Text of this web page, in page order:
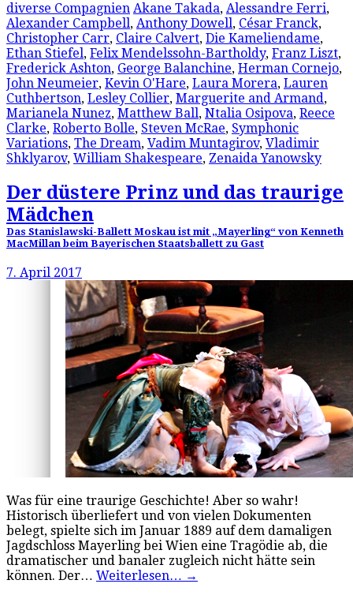
diverse Compagnien Akane Takada, Alessandre Ferri,
Alexander Campbell, Anthony Dowell, César Franck,
Christopher Carr, Claire Calvert, Die Kameliendame,
Ethan Stiefel, Felix Mendelssohn-Bartholdy, Franz Liszt,
Frederick Ashton, George Balanchine, Herman Cornejo,
John Neumeier, Kevin O'Hare, Laura Morera, Lauren
Cuthbertson, Lesley Collier, Marguerite and Armand,
Marianela Nunez, Matthew Ball, Ntalia Osipova, Reece
Clarke, Roberto Bolle, Steven McRae, Symphonic
Variations, The Dream, Vadim Muntagirov, Vladimir
Shklyarov, William Shakespeare, Zenaida Yanowsky
Der düstere Prinz und das traurige
Mädchen
Das Stanislawski-Ballett Moskau ist mit „Mayerling“ von Kenneth
MacMillan beim Bayerischen Staatsballett zu Gast
7. April 2017
Was für eine traurige Geschichte! Aber so wahr!
Historisch überliefert und von vielen Dokumenten
belegt, spielte sich im Januar 1889 auf dem damaligen
Jagdschloss Mayerling bei Wien eine Tragödie ab, die
dramatischer und banaler zugleich nicht hätte sein
können. Der… Weiterlesen… →